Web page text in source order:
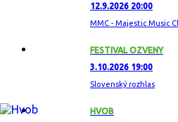
12.9.2026 20:00
MMC - Majestic Music
FESTIVAL OZVENY
3.10.2026 19:00
Slovenský rozhlas
HVOB